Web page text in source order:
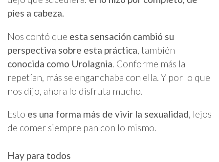
pies a cabeza.
Nos contó que esta sensación cambió su
perspectiva sobre esta práctica, también
conocida como Urolagnia. Conforme más la
repetían, más se enganchaba con ella. Y por lo que
nos dijo, ahora lo disfruta mucho.
Esto es una forma más de vivir la sexualidad, lejos
de comer siempre pan con lo mismo.
Hay para todos